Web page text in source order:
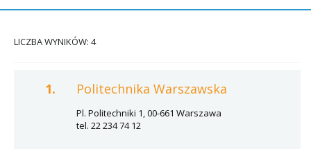
LICZBA WYNIKÓW: 4
1. Politechnika Warszawska
Pl. Politechniki 1, 00-661 Warszawa
tel. 22 234 74 12